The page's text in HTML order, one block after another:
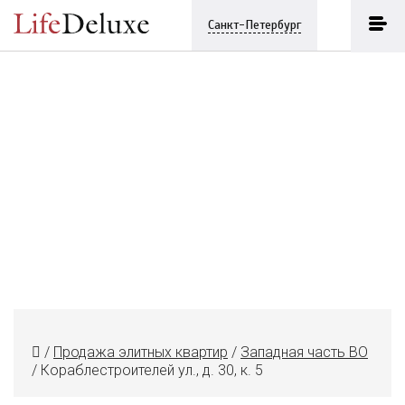
Санкт-Петербург
/ Продажа элитных квартир / Западная часть ВО
/ Кораблестроителей ул., д. 30, к. 5